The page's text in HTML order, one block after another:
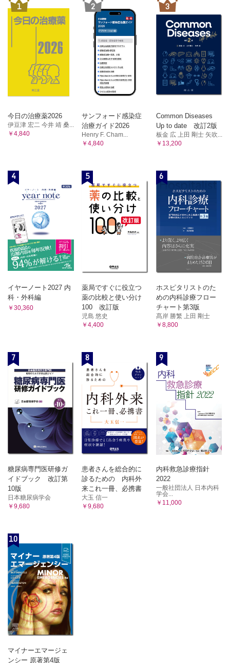
12 複合リスク
眼の加齢性変化とドライアイの関連 （川島素子）
性ホルモンとドライアイの関連 （鈴木 智）
全身疾患，全身薬とドライアイの関連 （松葉沙織）
点眼液とドライアイの関係 （内野裕一）
手術とドライアイの関連 （原 修哉）
LASIK とドライアイの関係について教えてください （戸田郁
子）
慢性移植片対宿主病とドライアイ （小川葉子）
Stevens?Johnson 症候群，眼類天疱瘡とドライアイ （上田
1
今日の治療薬2026
伊豆津 宏二 今井 靖 桑...
￥4,840
2
サンフォード感染症
治療ガイド2026
Henry F. Cham...
￥4,840
3
Common Diseases
Up to date 改訂2版
板金 広 上田 剛士 矢吹...
￥13,200
4
イヤーノート2027 内
科・外科編
￥30,360
5
薬局ですぐに役立つ
薬の比較と使い分け
100 改訂版
児島 悠史
￥4,400
6
ホスピタリストのた
めの内科診療フロー
チャート第3版
髙岸 勝繁 上田 剛士
￥8,800
7
糖尿病専門医研修ガ
イドブック 改訂第
10版
日本糖尿病学会
￥9,680
8
患者さんを総合的に
診るための 内科外
来これ一冊、必携書
大玉 信一
￥9,680
9
内科救急診療指針
2022
一般社団法人 日本内科
学会...
￥11,000
10
マイナーエマージェ
ンシー 原著第4版